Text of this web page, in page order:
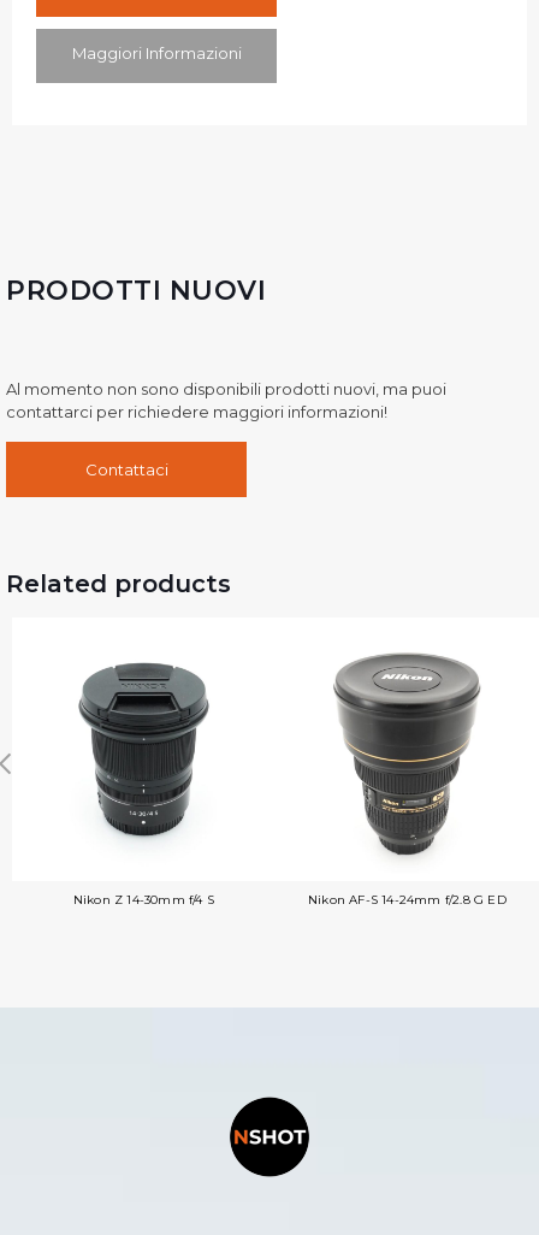
Maggiori Informazioni
PRODOTTI NUOVI
Al momento non sono disponibili prodotti nuovi, ma puoi
contattarci per richiedere maggiori informazioni!
Contattaci
Related products
Nikon Z 14-30mm f/4 S Nikon AF-S 14-24mm f/2.8 G ED